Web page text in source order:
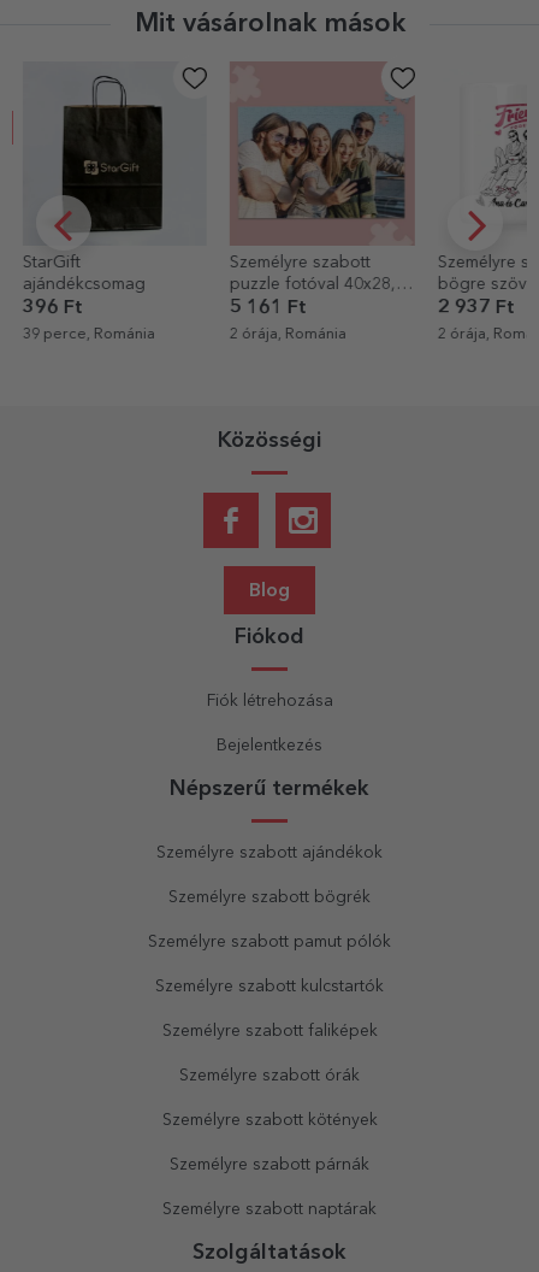
Mit vásárolnak mások
Személyre szabott
puzzle fotóval 40x28,5
cm
5 161 Ft
2 órája, Románia
Személyre szabott
bögre szöveggel -
Legjobb barátok
2 937 Ft
2 órája, Románia
Egyedi
négyzet
5 479 Ft
3 órája,
Közösségi
Blog
Fiókod
Fiók létrehozása
Bejelentkezés
Népszerű termékek
Személyre szabott ajándékok
Személyre szabott bögrék
Személyre szabott pamut pólók
Személyre szabott kulcstartók
Személyre szabott faliképek
Személyre szabott órák
Személyre szabott kötények
Személyre szabott párnák
Személyre szabott naptárak
Szolgáltatások